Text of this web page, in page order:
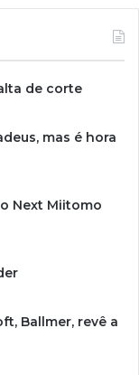
de corte
mas é hora
Next Miitomo
Ballmer, revê a